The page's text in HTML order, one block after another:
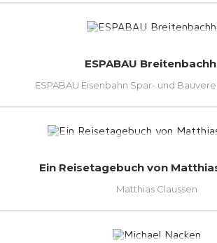
ESPABAU
ESPABAU Eisenbahn Spar- und
Ein Reisetagebuch von
Matthias Claussen